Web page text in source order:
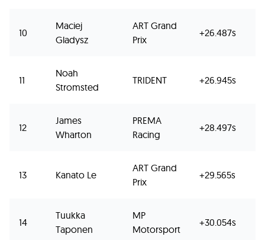
10
Maciej
Gladysz
ART Grand
Prix
+26.487s
11
Noah
Stromsted
TRIDENT +26.945s
12
James
Wharton
PREMA
Racing
+28.497s
13 Kanato Le
ART Grand
Prix
+29.565s
14
Tuukka
Taponen
MP
Motorsport
+30.054s